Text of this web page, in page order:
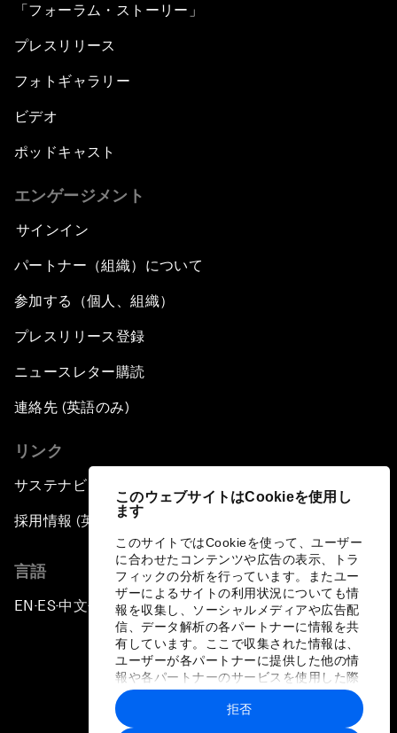
このウェブサイトはCookieを使用し
ます
このサイトではCookieを使って、ユーザー
に合わせたコンテンツや広告の表示、トラ
フィックの分析を行っています。またユー
ザーによるサイトの利用状況についても情
報を収集し、ソーシャルメディアや広告配
信、データ解析の各パートナーに情報を共
有しています。ここで収集された情報は、
ユーザーが各パートナーに提供した他の情
報や各パートナーのサービスを使用した際
に収集された情報と組み合わされ、各パー
トナーによって使用されることがありま
す。
拒否
「フォーラム・ストーリー」
プレスリリース
フォトギャラリー
ビデオ
ポッドキャスト
エンゲージメント
サインイン
パートナー（組織）について
参加する（個人、組織）
プレスリリース登録
ニュースレター購読
連絡先 (英語のみ)
リンク
サステナビリティへの取り組み
採用情報 (英語のみ)
言語
EN ▪ES▪中文▪ 日本語
プライバシーポリシーと利用規約